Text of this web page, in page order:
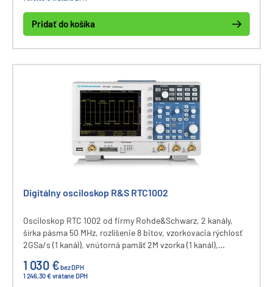
Pridať do košíka
Digitálny osciloskop R&S RTC1002
Osciloskop RTC 1002 od firmy Rohde&Schwarz, 2 kanály,
šírka pásma 50 MHz, rozlíšenie 8 bitov, vzorkovacia rýchlosť
2GSa/s (1 kanál), vnútorná pamäť 2M vzorka (1 kanál),
1 030 €bez DPH
1 246,30 € vrátane DPH